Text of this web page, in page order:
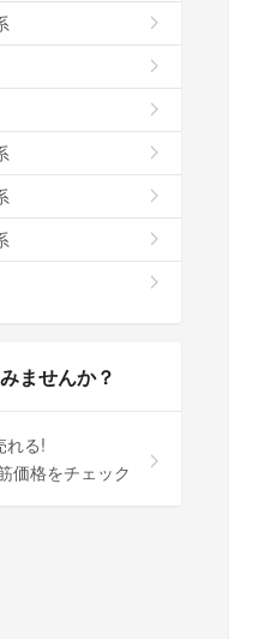
ませんか？
れる!
価格をチェック